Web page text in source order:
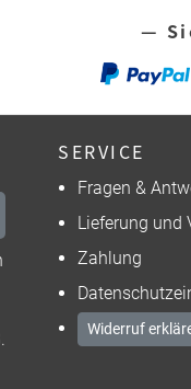
—
SERVICE
Fragen &
Lieferung und
Zahlung
Widerruf